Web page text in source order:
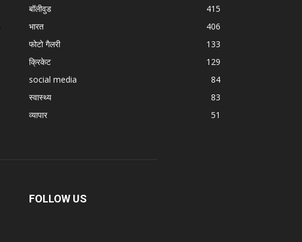
बॉलीवुड
415
भारत
406
फोटो गैलरी
133
क्रिकेट
129
social media
84
स्वास्थ्य
83
व्यापार
51
FOLLOW US